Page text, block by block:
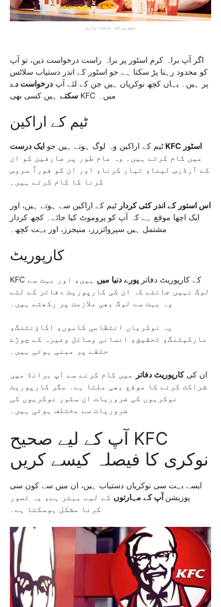
تصویر کا ماخذ: ہاری
اگر آپ براہ کرم اسٹور پر براہ راست درخواست دیں، تو آپ
کو محدود رہنا پڑ سکتا ہے جو اسٹور کے اندر دستیاب سلاٹس
پر ہیں۔ یہاں کچھ نوکریاں ہیں جن کے لئے آپ درخواست دے
سکتے
ہیں کسی بھی KFC میں۔
ٹیم کے اراکین
ٹیم کے اراکین وہ لوگ ہوتے ہیں جو
ایک درست KFC اسٹور
میں کام کرتے ہیں۔ وہ عام طور پر صارفین کو ان
کے آرڈرس لینا، تیار کرنا، اور ان کو فوراً سروس
کرنا کا کام کرتے ہیں۔
اس استور کے اندر کئی کردار ٹیم کے اراکین سے ہوتے ہیں، اور
ایک اچھا موقع ہے کہ آپ کو پروموٹ کیا جائے۔ کچھ کردار
مشتمل ہیں سپروائزرز، منیجرز، اور بہت کچھ۔
کارپوریٹ
KFC کے کارپوریٹ دفاتر پورے دنیا میں ہیں، اور بہت سے
لوگ نہیں جانتے کہ ان کی کارپوریٹ دفاتر کے لئے
وہ بہت سے لوگ بھی ملازمت پر رکھتے ہیں۔
یہ نوکریاں انتظامی کاموں، اکاؤنٹنگ،
مارکیٹنگ، تحقیق، انسانی وسائل وغیرہ کے چوڑے
حلقے پر مبنی ہوتی ہیں۔
ان کیکارپوریٹ دفاتر
میں کام کرنے سے آپ برانڈ میں
شراکت کرنے کا موقع بھی ملتا ہے۔ مگر کارپوریٹ
نوکریوں کی ضروریات ان سٹور نوکریوں کی
ضروریات سے مختلف ہوتی ہیں۔
آپ کے لیے صحیح KFC
نوکری کا فیصلہ کیسے کریں
ایسے بہت سی نوکریاں دستیاب ہیں، ان میں سے کون سی
پوزیشن آپ کے مہارتوں کے لیے بہتر ہے، یہ تصور